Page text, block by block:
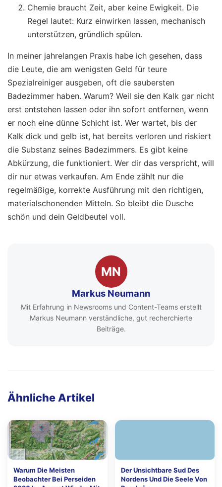
Chemie braucht Zeit, aber keine Ewigkeit. Die
Regel lautet: Kurz einwirken lassen, mechanisch
unterstützen, gründlich spülen.
In meiner jahrelangen Praxis habe ich gesehen, dass
die Leute, die am wenigsten Geld für teure
Spezialreiniger ausgeben, oft die saubersten
Badezimmer haben. Warum? Weil sie den Kalk gar nicht
erst entstehen lassen oder ihn sofort entfernen, wenn
er noch eine dünne Schicht ist. Wer wartet, bis der
Kalk dick und gelb ist, hat bereits verloren und riskiert
die Substanz seines Badezimmers. Es gibt keine
Abkürzung, die funktioniert. Wer dir das verspricht, will
dir nur etwas verkaufen. Am Ende zählt nur die
regelmäßige, korrekte Ausführung mit den richtigen,
materialschonenden Mitteln. So bleibt die Dusche
schön und dein Geldbeutel voll.
MN
Markus Neumann
Mit Erfahrung in Newsrooms und Content-Teams erstellt
Markus Neumann verständliche, gut recherchierte
Beiträge.
Ähnliche Artikel
Warum Die Meisten
Beobachter Bei Perseiden
Der Unsichtbare Sud Des
Nordens Und Die Seele Von